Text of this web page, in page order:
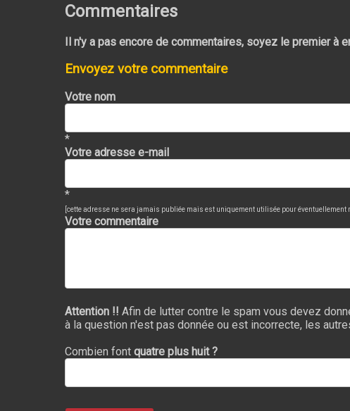
Commentaires
Il n'y a pas encore de commentaires, soyez le premier à
Envoyez votre commentaire
Votre nom
*
Votre adresse e-mail
*
[cette adresse ne sera jamais publiée mais est uniquement utilisée pour éventuellement
Votre commentaire
Attention !! Afin de lutter contre le spam vous devez
à la question n'est pas donnée ou est incorrecte, les
Combien font quatre plus huit ?